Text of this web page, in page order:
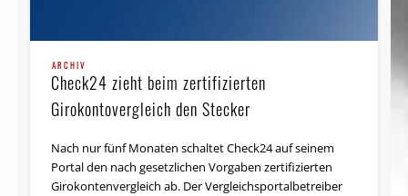
ARCHIV
Check24 zieht beim zertifizierten
Girokontovergleich den Stecker
Nach nur fünf Monaten schaltet Check24 auf seinem
Portal den nach gesetzlichen Vorgaben zertifizierten
Girokontenvergleich ab. Der Vergleichsportalbetreiber